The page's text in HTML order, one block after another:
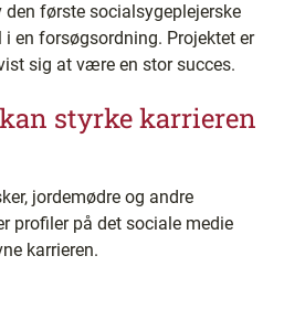
den første socialsygeplejerske
en forsøgsordning. Projektet er
sig at være en stor succes.
styrke karrieren
jordemødre og andre
profiler på det sociale medie
karrieren.